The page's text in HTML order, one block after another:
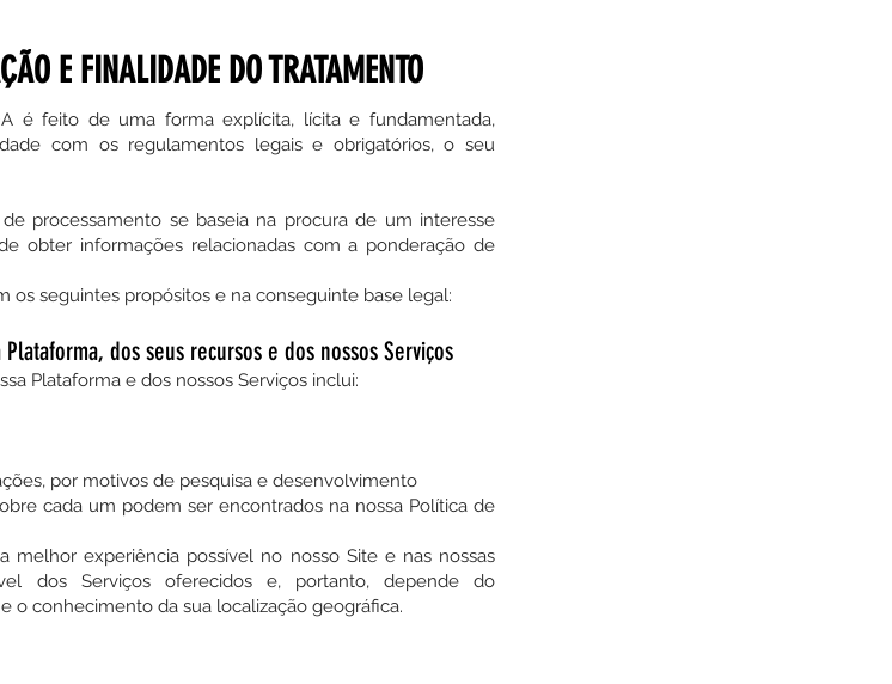
E FINALIDADE DO TRATAMENTO
é feito de uma forma explícita, lícita e fundamentada,
com os regulamentos legais e obrigatórios, o seu
processamento se baseia na procura de um interesse
obter informações relacionadas com a ponderação de
os seguintes propósitos e na conseguinte base legal:
dos seus recursos e dos nossos Serviços
Plataforma e dos nossos Serviços inclui:
por motivos de pesquisa e desenvolvimento
cada um podem ser encontrados na nossa Política de
experiência possível no nosso Site e nas nossas
dos Serviços oferecidos e, portanto, depende do
o conhecimento da sua localização geográfica.